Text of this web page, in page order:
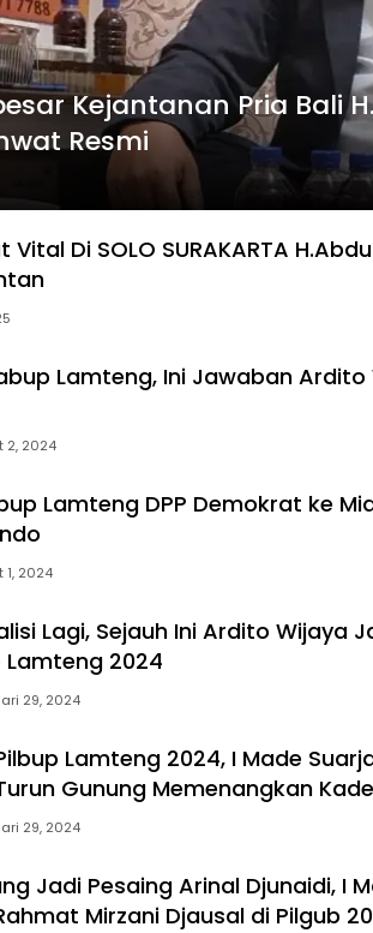
Kejantanan Pria Bali
Resmi
Di SOLO SURAKARTA
Lamteng, Ini Jawaban
2, 2024
Lamteng DPP Demokrat ke
1, 2024
Lagi, Sejauh Ini Ardito Wijaya
2024
29, 2024
Lamteng 2024, I Made
Gunung Memenangkan
29, 2024
Jadi Pesaing Arinal Djunaidi, I
Mirzani Djausal di Pilgub